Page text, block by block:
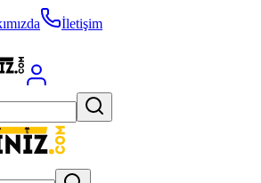
İletişim